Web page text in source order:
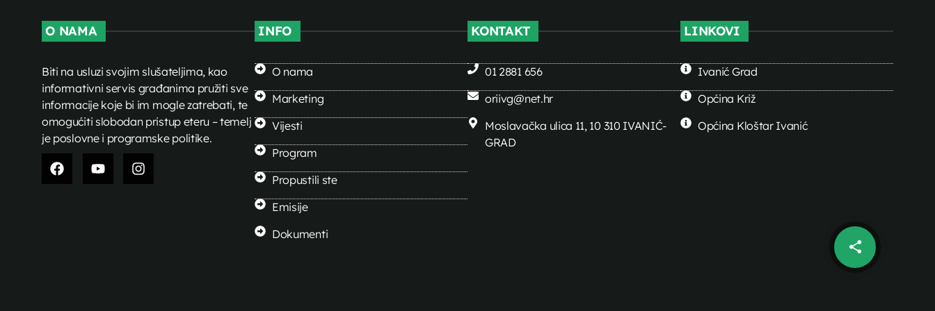
share
email
O NAMA
Biti na usluzi svojim slušateljima, kao
informativni servis građanima pružiti sve
informacije koje bi im mogle zatrebati, te
omogućiti slobodan pristup eteru – temelj
je poslovne i programske politike.
INFO
O nama
Marketing
Vijesti
Program
Propustili ste
Emisije
Dokumenti
KONTAKT
01 2881 656
oriivg@net.hr
Moslavačka ulica 11, 10 310 IVANIĆ-
GRAD
LINKOVI
Ivanić Grad
Općina Križ
Općina Kloštar Ivanić